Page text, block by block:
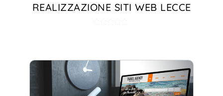
REALIZZAZIONE SITI WEB LECCE